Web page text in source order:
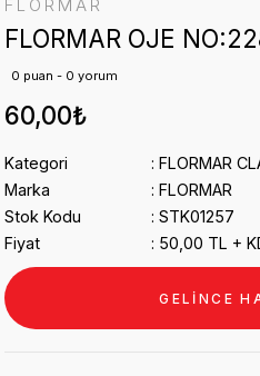
FLORMAR
FLORMAR OJE
0 puan - 0 yorum
60,00₺
Kategori
FLORMAR
Marka
FLORMAR
Stok Kodu
STK01257
Fiyat
50,00 TL +
GELİNCE